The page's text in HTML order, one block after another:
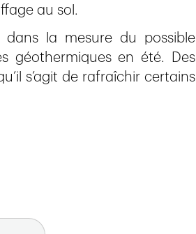
au sol.
dans la mesure du possible
géothermiques en été. Des
s’agit de rafraîchir certains